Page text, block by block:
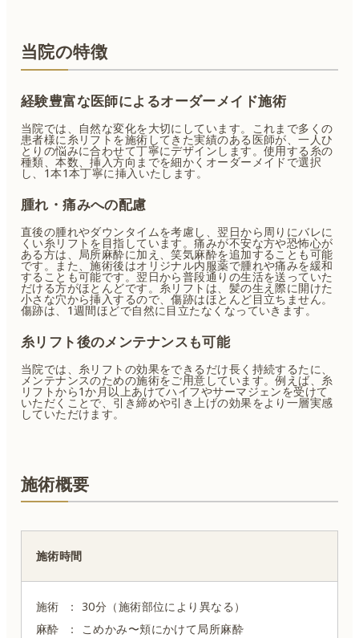
当院の特徴
経験豊富な医師によるオーダーメイド施術
当院では、自然な変化を大切にしています。これまで多くの
患者様に糸リフトを施術してきた実績のある医師が、一人ひ
とりの悩みに合わせて丁寧にデザインします。使用する糸の
種類、本数、挿入方向までを細かくオーダーメイドで選択
し、1本1本丁寧に挿入いたします。
腫れ・痛みへの配慮
直後の腫れやダウンタイムを考慮し、翌日から周りにバレに
くい糸リフトを目指しています。痛みが不安な方や恐怖心が
ある方は、局所麻酔に加え、笑気麻酔を追加することも可能
です。また、施術後はオリジナル内服薬で腫れや痛みを緩和
することも可能です。翌日から普段通りの生活を送っていた
だける方がほとんどです。糸リフトは、髪の生え際に開けた
小さな穴から挿入するので、傷跡はほとんど目立ちません。
傷跡は、1週間ほどで自然に目立たなくなっていきます。
糸リフト後のメンテナンスも可能
当院では、糸リフトの効果をできるだけ長く持続するたに、
メンテナンスのための施術をご用意しています。例えば、糸
リフトから1か月以上あけてハイフやサーマジェンを受けて
いただくことで、引き締めや引き上げの効果をより一層実感
していただけます。
施術概要
施術時間
施術 ： 30分（施術部位により異なる）
麻酔 ： こめかみ〜頬にかけて局所麻酔